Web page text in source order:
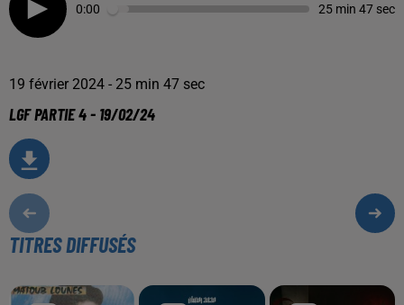
0:00 25 min 47 sec
19 février 2024 - 25 min 47 sec
LGF PARTIE 4 - 19/02/24
TITRES DIFFUSÉS